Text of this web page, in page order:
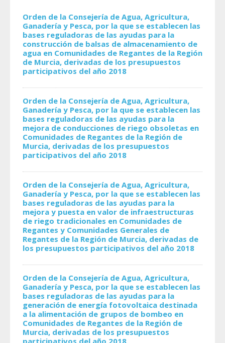
Orden de la Consejería de Agua, Agricultura,
Ganadería y Pesca, por la que se establecen las
bases reguladoras de las ayudas para la
construcción de balsas de almacenamiento de
agua en Comunidades de Regantes de la Región
de Murcia, derivadas de los presupuestos
participativos del año 2018
Orden de la Consejería de Agua, Agricultura,
Ganadería y Pesca, por la que se establecen las
bases reguladoras de las ayudas para la
mejora de conducciones de riego obsoletas en
Comunidades de Regantes de la Región de
Murcia, derivadas de los presupuestos
participativos del año 2018
Orden de la Consejería de Agua, Agricultura,
Ganadería y Pesca, por la que se establecen las
bases reguladoras de las ayudas para la
mejora y puesta en valor de infraestructuras
de riego tradicionales en Comunidades de
Regantes y Comunidades Generales de
Regantes de la Región de Murcia, derivadas de
los presupuestos participativos del año 2018
Orden de la Consejería de Agua, Agricultura,
Ganadería y Pesca, por la que se establecen las
bases reguladoras de las ayudas para la
generación de energía fotovoltaica destinada
a la alimentación de grupos de bombeo en
Comunidades de Regantes de la Región de
Murcia, derivadas de los presupuestos